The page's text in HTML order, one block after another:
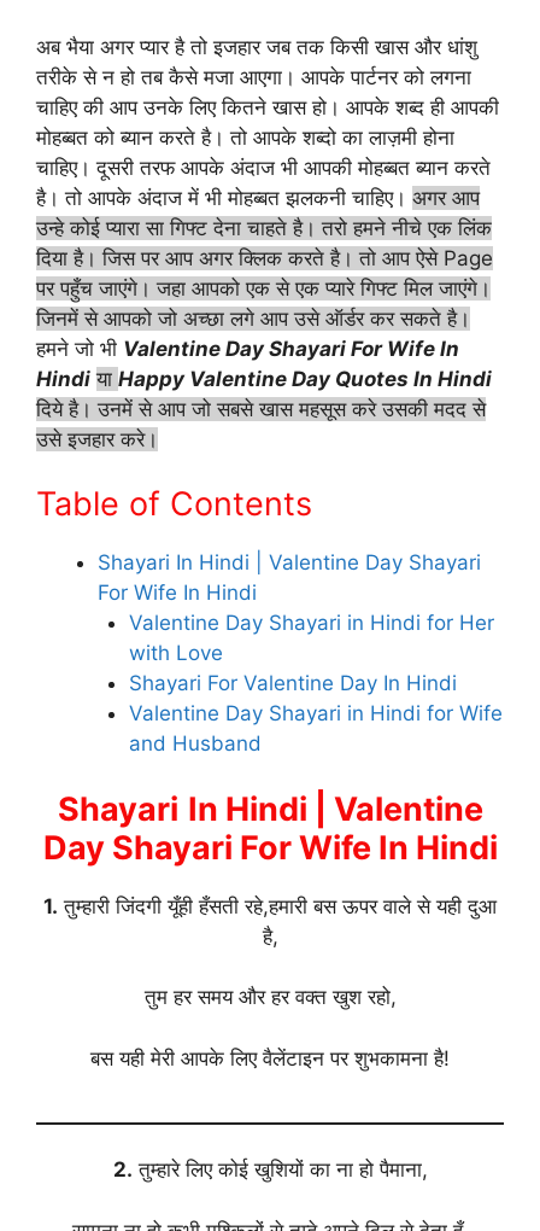
अब भैया अगर प्यार है तो इजहार जब तक किसी खास और धांशु
तरीके से न हो तब कैसे मजा आएगा। आपके पार्टनर को लगना
चाहिए की आप उनके लिए कितने खास हो। आपके शब्द ही आपकी
मोहब्बत को ब्यान करते है। तो आपके शब्दो का लाज़मी होना
चाहिए। दूसरी तरफ आपके अंदाज भी आपकी मोहब्बत ब्यान करते
है। तो आपके अंदाज में भी मोहब्बत झलकनी चाहिए। अगर आप
उन्हे कोई प्यारा सा गिफ्ट देना चाहते है। तरो हमने नीचे एक लिंक
दिया है। जिस पर आप अगर क्लिक करते है। तो आप ऐसे Page
पर पहुँच जाएंगे। जहा आपको एक से एक प्यारे गिफ्ट मिल जाएंगे।
जिनमें से आपको जो अच्छा लगे आप उसे ऑर्डर कर सकते है।
हमने जो भी Valentine Day Shayari For Wife In
Hindi या Happy Valentine Day Quotes In Hindi
दिये है। उनमें से आप जो सबसे खास महसूस करे उसकी मदद से
उसे इजहार करे।
Table of Contents
Shayari In Hindi | Valentine Day Shayari
For Wife In Hindi
Valentine Day Shayari in Hindi for Her
with Love
Shayari For Valentine Day In Hindi
Valentine Day Shayari in Hindi for Wife
and Husband
Shayari In Hindi | Valentine
Day Shayari For Wife In Hindi
1. तुम्हारी जिंदगी यूँही हँसती रहे,हमारी बस ऊपर वाले से यही दुआ
है,
तुम हर समय और हर वक्त खुश रहो,
बस यही मेरी आपके लिए वैलेंटाइन पर शुभकामना है!
2. तुम्हारे लिए कोई खुशियों का ना हो पैमाना,